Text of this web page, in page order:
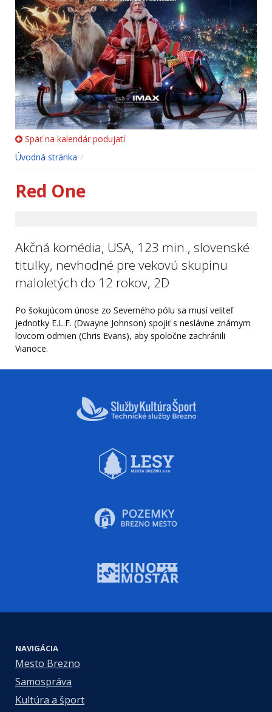
Späť na kalendár podujatí
Úvodná stránka
Red One
Akčná komédia, USA, 123 min., slovenské
titulky, nevhodné pre vekovú skupinu
maloletých do 12 rokov, 2D
Po šokujúcom únose zo Severného pólu sa musí veliteľ
jednotky E.L.F. (Dwayne Johnson) spojiť s neslávne známym
lovcom odmien (Chris Evans), aby spoločne zachránili
Vianoce.
NAVIGÁCIA
Mesto Brezno
Samospráva
Kultúra a šport